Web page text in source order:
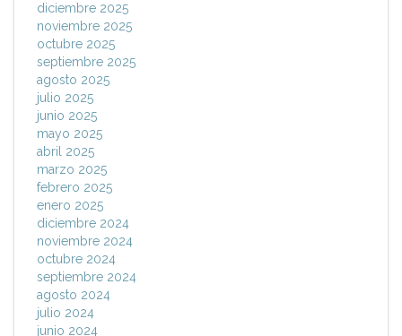
diciembre 2025
noviembre 2025
octubre 2025
septiembre 2025
agosto 2025
julio 2025
junio 2025
mayo 2025
abril 2025
marzo 2025
febrero 2025
enero 2025
diciembre 2024
noviembre 2024
octubre 2024
septiembre 2024
agosto 2024
julio 2024
junio 2024